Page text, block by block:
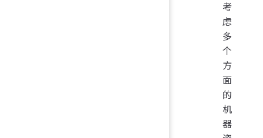
考
虑
多
个
方
面
的
机
器